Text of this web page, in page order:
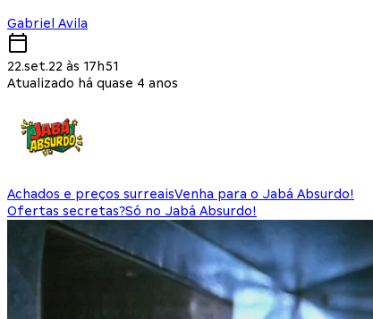
Gabriel Avila
22.set.22 às 17h51
Atualizado há quase 4 anos
Achados e preços surreaisVenha para o Jabá Absurdo!
Ofertas secretas?Só no Jabá Absurdo!